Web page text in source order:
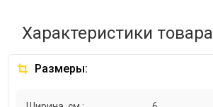
Характеристики товара
Размеры: